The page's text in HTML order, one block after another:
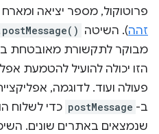
פרוטוקול, מספר יציאה
זהה). השיטה
מבוקר לתקשורת מאובטחת
הזו יכולה להועיל להטמעת
פעולה ועוד. לדוגמה,
ב- postMessage כדי לשלוח
שנמצאים באתרים שונים.